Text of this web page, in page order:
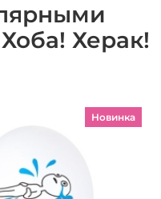
Херак!
Новинка